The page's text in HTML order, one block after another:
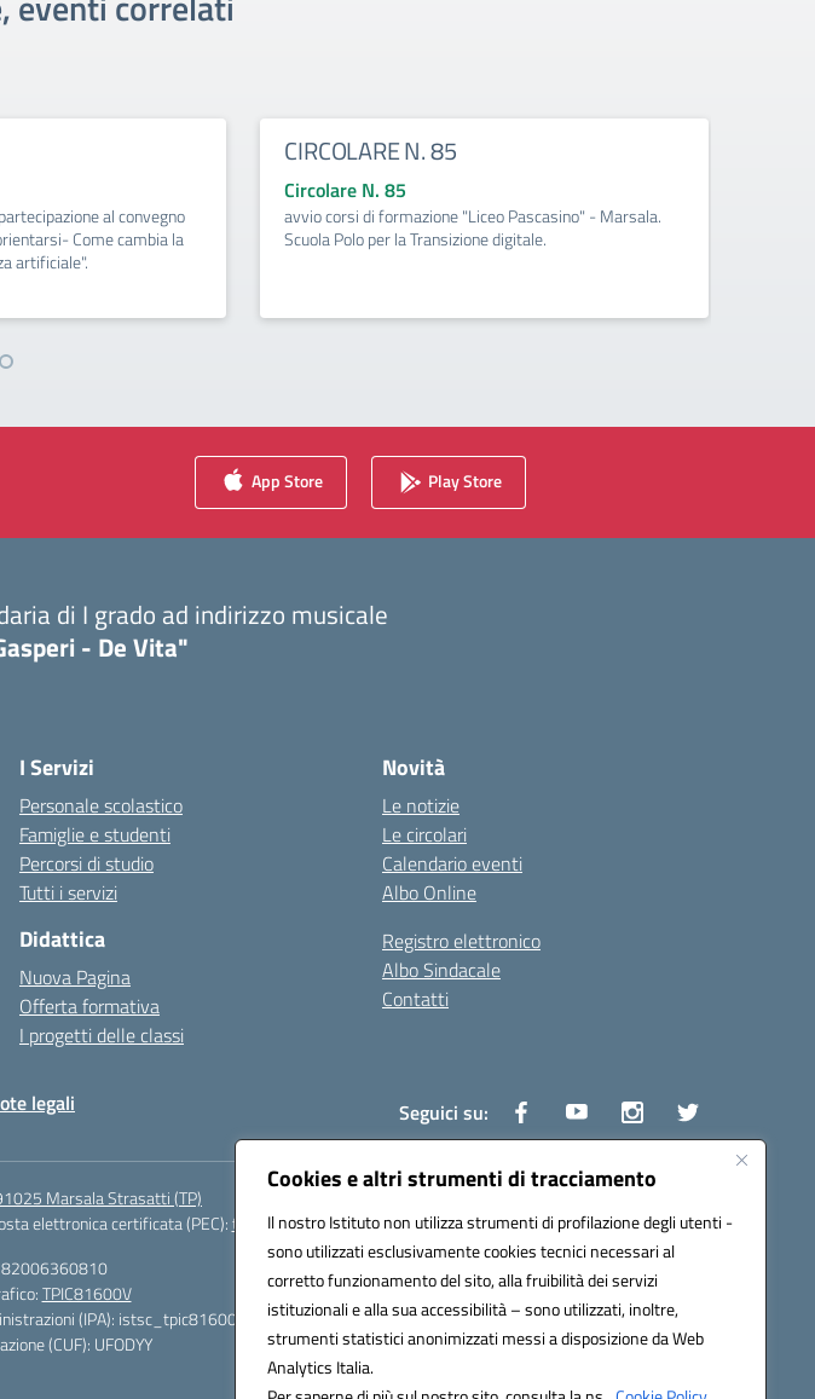
Cookies e altri strumenti di tracciamento
Il nostro Istituto non utilizza strumenti di profilazione degli utenti -
sono utilizzati esclusivamente cookies tecnici necessari al
corretto funzionamento del sito, alla fruibilità dei servizi
istituzionali e alla sua accessibilità – sono utilizzati, inoltre,
strumenti statistici anonimizzati messi a disposizione da Web
Analytics Italia.
al convegno
Come cambia la
artificiale".
CIRCOLARE N. 85
Circolare N. 85
avvio corsi di formazione "Liceo Pascasino" - Marsala.
Scuola Polo per la Transizione digitale.
App Store Play Store
di I grado ad indirizzo musicale
- De Vita"
I Servizi
Personale scolastico
Famiglie e studenti
Percorsi di studio
Tutti i servizi
Didattica
Nuova Pagina
Offerta formativa
I progetti delle classi
Novità
Le notizie
Le circolari
Calendario eventi
Albo Online
Registro elettronico
Albo Sindacale
Contatti
legali Seguici su:
Marsala Strasatti (TP)
elettronica certificata (PEC):tpic81600v@pec.istruzione.it
82006360810
TPIC81600V
(IPA): istsc_tpic81600v
(CUF): UFODYY